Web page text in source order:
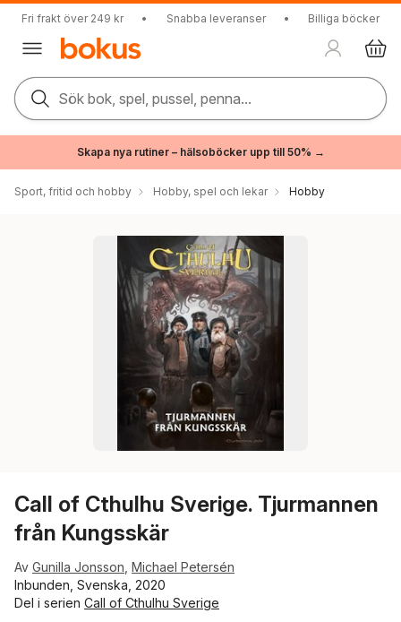
Fri frakt över 249 kr • Snabba leveranser • Billiga böcker
Sök bok, spel, pussel, penna...
Skapa nya rutiner – hälsoböcker upp till 50% →
Sport, fritid och hobby Hobby, spel och lekar Hobby
Call of Cthulhu Sverige. Tjurmannen
från Kungsskär
Av Gunilla Jonsson Michael Petersén
Inbunden, Svenska, 2020
Del i serien Call of Cthulhu Sverige